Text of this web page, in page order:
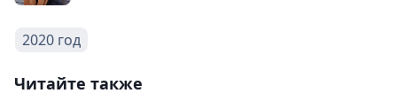
2020 год
Читайте также